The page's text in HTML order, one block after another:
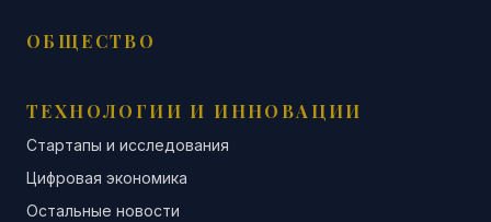
ОБЩЕСТВО
ТЕХНОЛОГИИ И ИННОВАЦИИ
Стартапы и исследования
Цифровая экономика
Остальные новости